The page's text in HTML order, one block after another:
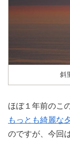
斜
ほぼ１年前のこ
もっとも綺麗な
のですが、今回